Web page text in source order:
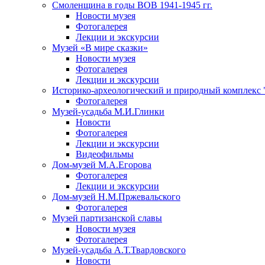
Смоленщина в годы ВОВ 1941-1945 гг.
Новости музея
Фотогалерея
Лекции и экскурсии
Музей «В мире сказки»
Новости музея
Фотогалерея
Лекции и экскурсии
Историко-археологический и природный комплекс
Фотогалерея
Музей-усадьба М.И.Глинки
Новости
Фотогалерея
Лекции и экскурсии
Видеофильмы
Дом-музей М.А.Егорова
Фотогалерея
Лекции и экскурсии
Дом-музей Н.М.Пржевальского
Фотогалерея
Музей партизанской славы
Новости музея
Фотогалерея
Музей-усадьба А.Т.Твардовского
Новости